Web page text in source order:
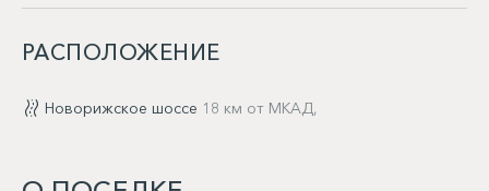
РАСПОЛОЖЕНИЕ
Новорижское шоссе 18 км от МКАД,